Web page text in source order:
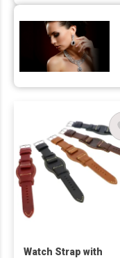
Watch Strap with